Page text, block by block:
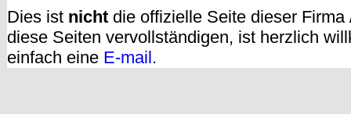
Dies ist nicht die offizielle Seite dieser
diese Seiten vervollständigen, ist herzlich
einfach eine E-mail.